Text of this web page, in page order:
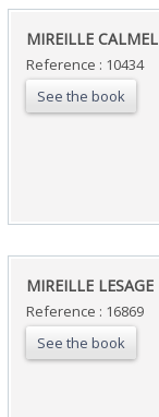
‎MIREILLE CALMEL‎
Reference : 10434
See the book
‎MIREILLE LESAGE‎
Reference : 16869
See the book